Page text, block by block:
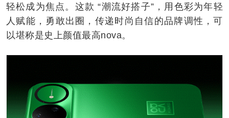
轻松成为焦点。这款 “潮流好搭子”，用色彩为年轻
人赋能，勇敢出圈，传递时尚自信的品牌调性，可
以堪称是史上颜值最高nova。